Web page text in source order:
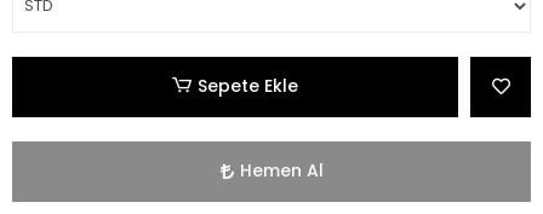
Sepete Ekle
Hemen Al